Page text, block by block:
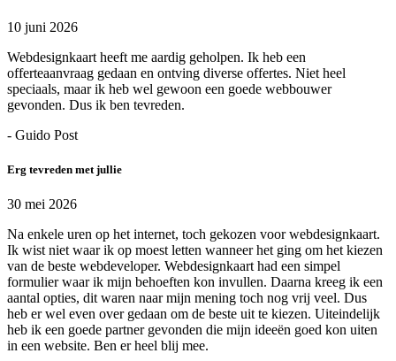
10 juni 2026
Webdesignkaart heeft me aardig geholpen. Ik heb een
offerteaanvraag gedaan en ontving diverse offertes. Niet heel
speciaals, maar ik heb wel gewoon een goede webbouwer
gevonden. Dus ik ben tevreden.
- Guido Post
Erg tevreden met jullie
30 mei 2026
Na enkele uren op het internet, toch gekozen voor webdesignkaart.
Ik wist niet waar ik op moest letten wanneer het ging om het kiezen
van de beste webdeveloper. Webdesignkaart had een simpel
formulier waar ik mijn behoeften kon invullen. Daarna kreeg ik een
aantal opties, dit waren naar mijn mening toch nog vrij veel. Dus
heb er wel even over gedaan om de beste uit te kiezen. Uiteindelijk
heb ik een goede partner gevonden die mijn ideeën goed kon uiten
in een website. Ben er heel blij mee.